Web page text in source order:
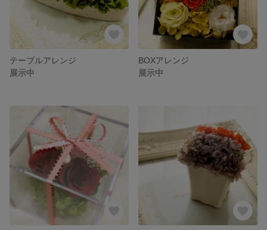
テーブルアレンジ
展示中
BOXアレンジ
展示中